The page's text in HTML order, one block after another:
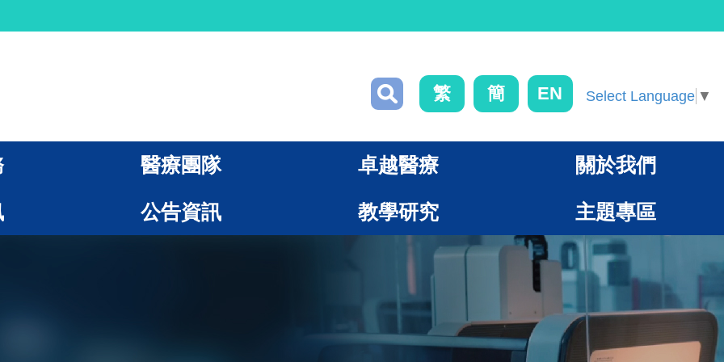
繁 簡 EN Select Language ▼
醫療團隊 卓越醫療 關於我們
公告資訊 教學研究 主題專區